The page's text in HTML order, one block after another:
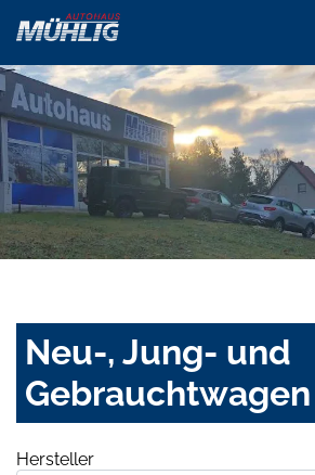
Neu-, Jung- und
Gebrauchtwagen
Hersteller